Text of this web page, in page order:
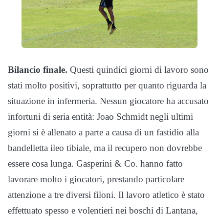
Bilancio finale. Questi quindici giorni di lavoro sono
stati molto positivi, soprattutto per quanto riguarda la
situazione in infermeria. Nessun giocatore ha accusato
infortuni di seria entità: Joao Schmidt negli ultimi
giorni si è allenato a parte a causa di un fastidio alla
bandelletta ileo tibiale, ma il recupero non dovrebbe
essere cosa lunga. Gasperini & Co. hanno fatto
lavorare molto i giocatori, prestando particolare
attenzione a tre diversi filoni. Il lavoro atletico è stato
effettuato spesso e volentieri nei boschi di Lantana,